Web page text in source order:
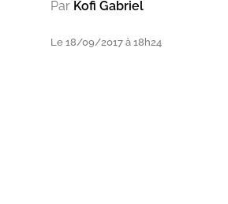
Par Kofi Gabriel
Le 18/09/2017 à 18h24